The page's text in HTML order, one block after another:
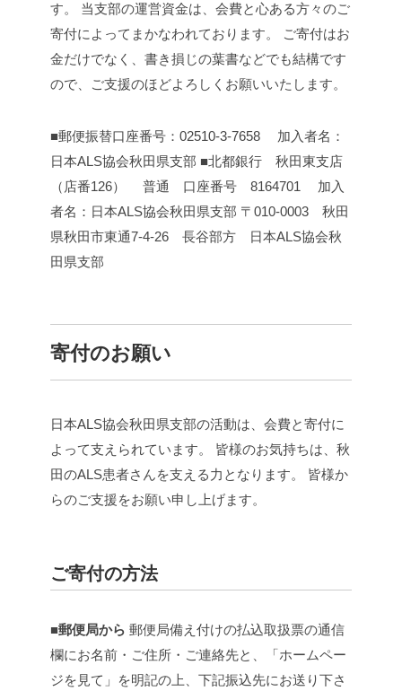
す。
当支部の運営資金は、会費と心ある方々のご
寄付によってまかなわれております。
ご寄付はお
金だけでなく、書き損じの葉書などでも結構です
ので、ご支援のほどよろしくお願いいたします。
■郵便振替口座番号：02510-3-7658 加入者名：
日本ALS協会秋田県支部 ■北都銀行 秋田東支店
（店番126）
普通 口座番号 8164701 加入
者名：日本ALS協会秋田県支部 〒010-0003 秋田
県秋田市東通7-4-26 長谷部方 日本ALS協会秋
田県支部
寄付のお願い
日本ALS協会秋田県支部の活動は、会費と寄付に
よって支えられています。
皆様のお気持ちは、秋
田のALS患者さんを支える力となります。
皆様か
らのご支援をお願い申し上げます。
ご寄付の方法
■郵便局から 郵便局備え付けの払込取扱票の通信
欄にお名前・ご住所・ご連絡先と、「ホームペー
ジを見て」を明記の上、下記振込先にお送り下さ